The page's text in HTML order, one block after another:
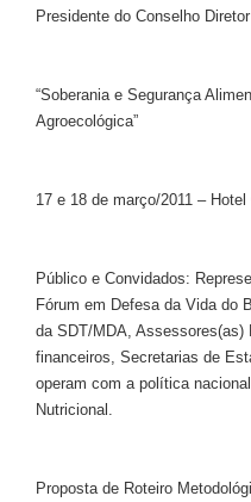
Presidente do Conselho Diretor
“Soberania e Segurança
Agroecológica”
17 e 18 de março/2011 –
Público e Convidados:
Fórum em Defesa da Vida do
da SDT/MDA, Assessores(as)
financeiros, Secretarias de
operam com a política
Nutricional.
Proposta de Roteiro